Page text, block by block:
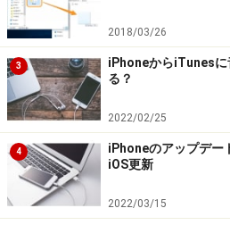
※記事内容は執筆時点のものです。最
い。
※OSやアプリ、ソフトのバージョン
法が異なる可能性があります。
【編集部おすすめの購入サイト】
Amazonで iTunes 関連の
2018/03/26
3
iPhoneからiTunesに
る？
2022/02/25
4
iPhoneのアップデー
iOS更新
2022/03/15